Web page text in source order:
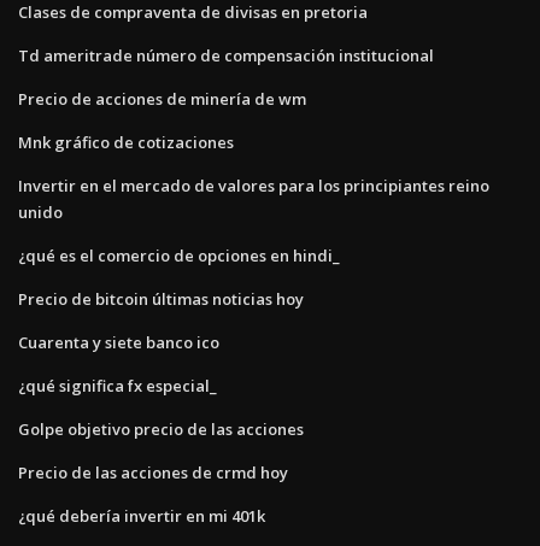
Clases de compraventa de divisas en pretoria
Td ameritrade número de compensación institucional
Precio de acciones de minería de wm
Mnk gráfico de cotizaciones
Invertir en el mercado de valores para los principiantes reino
unido
¿qué es el comercio de opciones en hindi_
Precio de bitcoin últimas noticias hoy
Cuarenta y siete banco ico
¿qué significa fx especial_
Golpe objetivo precio de las acciones
Precio de las acciones de crmd hoy
¿qué debería invertir en mi 401k